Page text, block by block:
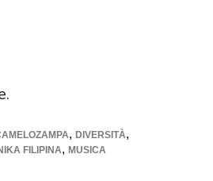
, DIVERSITÀ,
FILIPINA, MUSICA